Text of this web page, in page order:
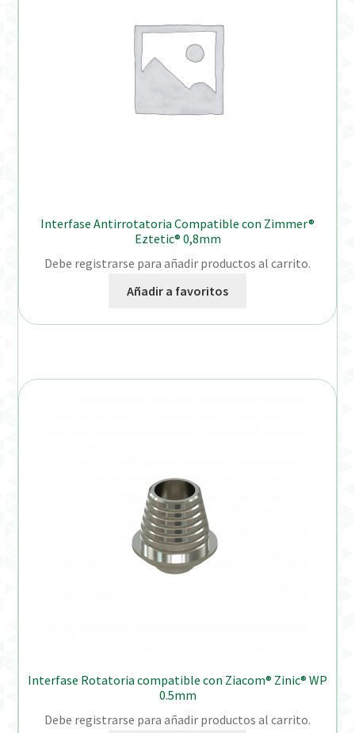
Interfase Antirrotatoria Compatible con Zimmer®
Eztetic® 0,8mm
Debe registrarse para añadir productos al carrito.
Añadir a favoritos
Interfase Rotatoria compatible con Ziacom® Zinic® WP
0.5mm
Debe registrarse para añadir productos al carrito.